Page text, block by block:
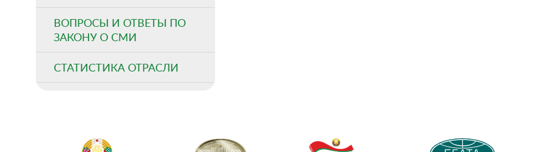
ВОПРОСЫ И ОТВЕТЫ ПО
ЗАКОНУ О СМИ
СТАТИСТИКА ОТРАСЛИ